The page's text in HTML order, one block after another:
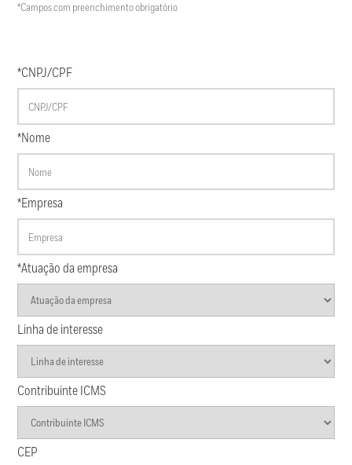
*Campos com preenchimento obrigatório
*CNPJ/CPF
*Nome
*Empresa
*Atuação da empresa
Linha de interesse
Contribuinte ICMS
CEP